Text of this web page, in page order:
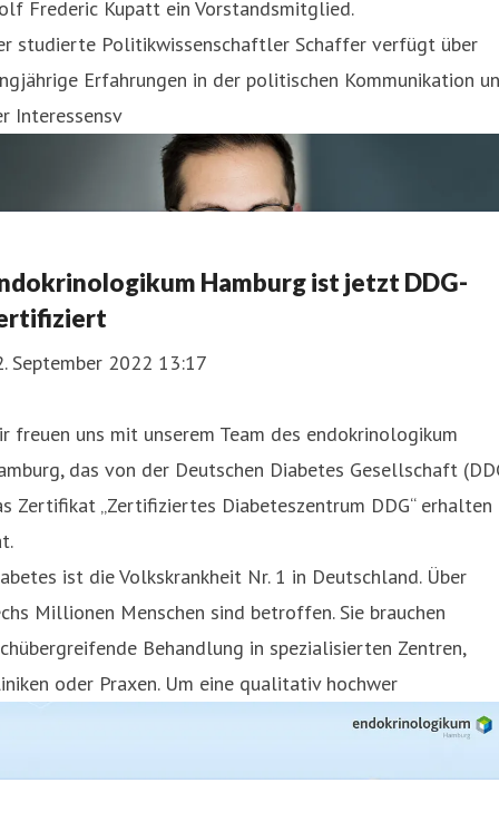
Frederic Kupatt ein Vorstandsmitglied.
studierte Politikwissenschaftler Schaffer verfügt über
Erfahrungen in der politischen Kommunikation
Interessensv
Hamburg ist jetzt DDG-
September 2022 13:17
freuen uns mit unserem Team des endokrinologikum
das von der Deutschen Diabetes Gesellschaft
Zertifikat „Zertifiziertes Diabeteszentrum DDG“ erhalten
ist die Volkskrankheit Nr. 1 in Deutschland. Über
Millionen Menschen sind betroffen. Sie brauchen
Behandlung in spezialisierten Zentren,
oder Praxen. Um eine qualitativ hochwer